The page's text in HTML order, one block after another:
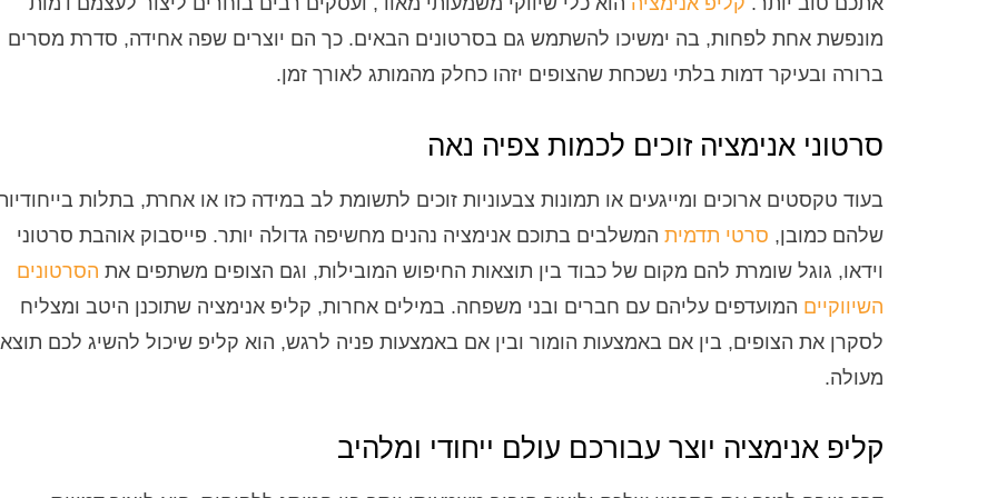
מונפשת אחת לפחות, בה ימשיכו להשתמש גם בסרטונים הבאים. כך הם יוצרים שפה אחידה, סדרת מסרים
ברורה ובעיקר דמות בלתי נשכחת שהצופים יזהו כחלק מהמותג לאורך זמן.
סרטוני אנימציה זוכים לכמות צפיה נאה
בעוד טקסטים ארוכים ומייגעים או תמונות צבעוניות זוכים לתשומת לב במידה כזו או אחרת, בתלות
שלהם כמובן, סרטי תדמית המשלבים בתוכם אנימציה נהנים מחשיפה גדולה יותר. פייסבוק אוהבת סרטוני
וידאו, גוגל שומרת להם מקום של כבוד בין תוצאות החיפוש המובילות, וגם הצופים משתפים את הסרטונים
השיווקיים המועדפים עליהם עם חברים ובני משפחה. במילים אחרות, קליפ אנימציה שתוכנן היטב ומצליח
לסקרן את הצופים, בין אם באמצעות הומור ובין אם באמצעות פניה לרגש, הוא קליפ שיכול להשיג לכם
מעולה.
קליפ אנימציה יוצר עבורכם עולם ייחודי ומלהיב